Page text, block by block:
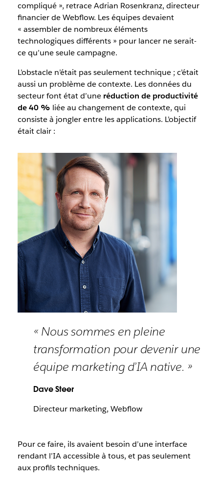
compliqué », retrace Adrian Rosenkranz, directeur
financier de Webflow. Les équipes devaient
« assembler de nombreux éléments
technologiques différents » pour lancer ne serait-
ce qu’une seule campagne.
L’obstacle n’était pas seulement technique ; c’était
aussi un problème de contexte. Les données du
secteur font état d’une réduction de productivité
de 40 % liée au changement de contexte, qui
consiste à jongler entre les applications. L’objectif
était clair :
« Nous sommes en pleine
transformation pour devenir une
équipe marketing d’IA native. »
Dave Steer
Directeur marketing, Webflow
Pour ce faire, ils avaient besoin d’une interface
rendant l’IA accessible à tous, et pas seulement
aux profils techniques.